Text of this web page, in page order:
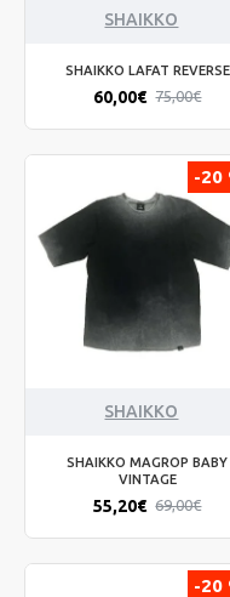
SHAIKKO
SHAIKKO LAFAT REVERSE
60,00€ 75,00€
-20
SHAIKKO
SHAIKKO MAGROP BABY
VINTAGE
55,20€ 69,00€
-20